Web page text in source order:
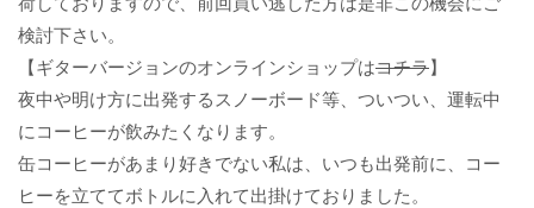
検討下さい。
【ギターバージョンのオンラインショップはコチラ】
夜中や明け方に出発するスノーボード等、ついつい、運転中
にコーヒーが飲みたくなります。
缶コーヒーがあまり好きでない私は、いつも出発前に、コー
ヒーを立ててボトルに入れて出掛けておりました。